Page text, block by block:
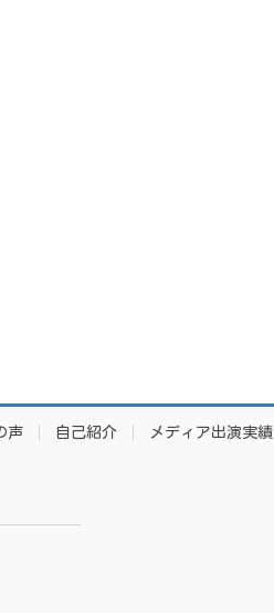
声 自己紹介 メディア出演実績